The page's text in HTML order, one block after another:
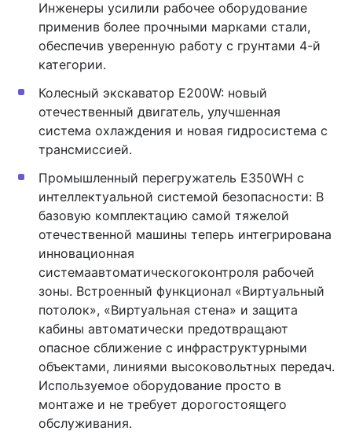
Инженеры усилили рабочее оборудование
применив более прочными марками стали,
обеспечив уверенную работу с грунтами 4-й
категории.
Колесный экскаватор Е200W: новый
отечественный двигатель, улучшенная
система охлаждения и новая гидросистема с
трансмиссией.
Промышленный перегружатель Е350WH с
интеллектуальной системой безопасности: В
базовую комплектацию самой тяжелой
отечественной машины теперь интегрирована
инновационная
системаавтоматическогоконтроля рабочей
зоны. Встроенный функционал «Виртуальный
потолок», «Виртуальная стена» и защита
кабины автоматически предотвращают
опасное сближение с инфраструктурными
объектами, линиями высоковольтных передач.
Используемое оборудование просто в
монтаже и не требует дорогостоящего
обслуживания.